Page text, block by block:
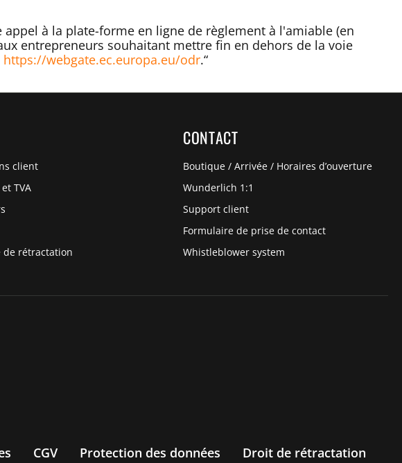
à la plate-forme en ligne de règlement à l'amiable (en
entrepreneurs souhaitant mettre fin en dehors de la voie
https://webgate.ec.europa.eu/odr.“
client
TVA
de rétractation
CONTACT
Boutique / Arrivée / Horaires d’ouverture
Wunderlich 1:1
Support client
Formulaire de prise de contact
Whistleblower system
CGV Protection des données Droit de rétractation